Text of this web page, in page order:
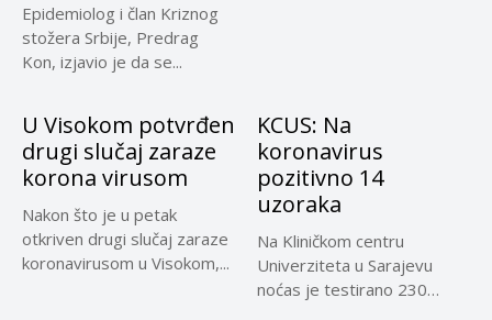
Epidemiolog i član Kriznog
stožera Srbije, Predrag
Kon, izjavio je da se...
U Visokom potvrđen
drugi slučaj zaraze
korona virusom
Nakon što je u petak
otkriven drugi slučaj zaraze
koronavirusom u Visokom,...
KCUS: Na
koronavirus
pozitivno 14
uzoraka
Na Kliničkom centru
Univerziteta u Sarajevu
noćas je testirano 230